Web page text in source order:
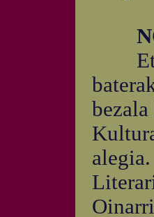
Eta